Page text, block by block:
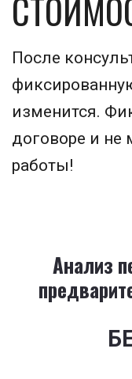
После
изменится.
договоре и не
работы!
Анализ